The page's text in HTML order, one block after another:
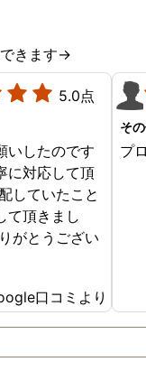
きます→
5.0点
いしたのです
に対応して頂
していたこと
て頂きまし
がとうござい
口コミより
そ
プ